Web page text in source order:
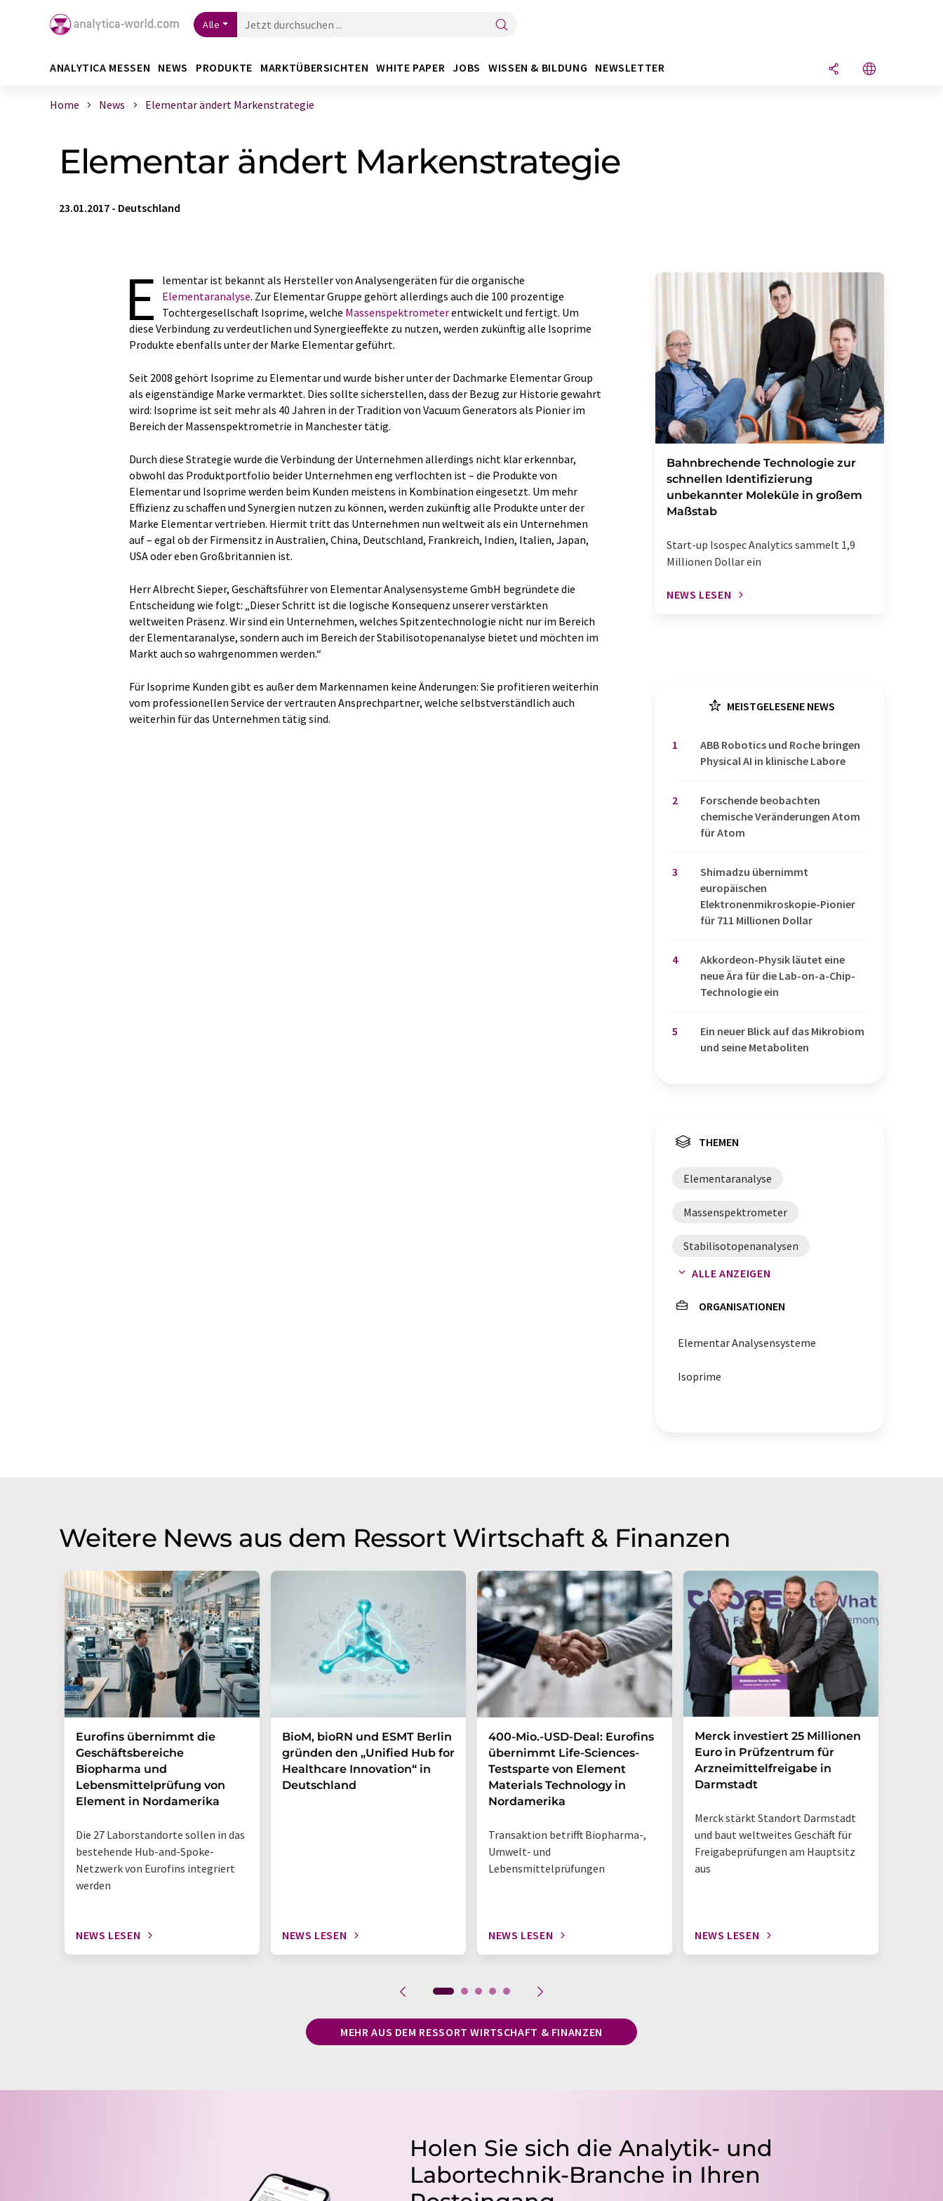
Alle
ANALYTICA MESSEN NEWS PRODUKTE MARKTÜBERSICHTEN WHITE PAPER JOBS WISSEN & BILDUNG NEWSLETTER
Home News Elementar ändert Markenstrategie
Elementar ändert Markenstrategie
23.01.2017 - Deutschland
E
lementar ist bekannt als Hersteller von Analysengeräten für die organische
Elementaranalyse. Zur Elementar Gruppe gehört allerdings auch die 100 prozentige
Tochtergesellschaft Isoprime, welche Massenspektrometerentwickelt und fertigt. Um
diese Verbindung zu verdeutlichen und Synergieeffekte zu nutzen, werden zukünftig alle Isoprime
Produkte ebenfalls unter der Marke Elementar geführt.
Seit 2008 gehört Isoprime zu Elementar und wurde bisher unter der Dachmarke Elementar Group
als eigenständige Marke vermarktet. Dies sollte sicherstellen, dass der Bezug zur Historie gewahrt
wird: Isoprime ist seit mehr als 40 Jahren in der Tradition von Vacuum Generators als Pionier im
Bereich der Massenspektrometrie in Manchester tätig.
Durch diese Strategie wurde die Verbindung der Unternehmen allerdings nicht klar erkennbar,
obwohl das Produktportfolio beider Unternehmen eng verflochten ist – die Produkte von
Elementar und Isoprime werden beim Kunden meistens in Kombination eingesetzt. Um mehr
Effizienz zu schaffen und Synergien nutzen zu können, werden zukünftig alle Produkte unter der
Marke Elementar vertrieben. Hiermit tritt das Unternehmen nun weltweit als ein Unternehmen
auf – egal ob der Firmensitz in Australien, China, Deutschland, Frankreich, Indien, Italien, Japan,
USA oder eben Großbritannien ist.
Herr Albrecht Sieper, Geschäftsführer von Elementar Analysensysteme GmbH begründete die
Entscheidung wie folgt: „Dieser Schritt ist die logische Konsequenz unserer verstärkten
weltweiten Präsenz. Wir sind ein Unternehmen, welches Spitzentechnologie nicht nur im Bereich
der Elementaranalyse, sondern auch im Bereich der Stabilisotopenanalyse bietet und möchten im
Markt auch so wahrgenommen werden.“
Für Isoprime Kunden gibt es außer dem Markennamen keine Änderungen: Sie profitieren weiterhin
vom professionellen Service der vertrauten Ansprechpartner, welche selbstverständlich auch
weiterhin für das Unternehmen tätig sind.
Bahnbrechende Technologie zur
schnellen Identifizierung
unbekannter Moleküle in großem
Maßstab
Start-up Isospec Analytics sammelt 1,9
Millionen Dollar ein
NEWS LESEN
MEISTGELESENE NEWS
1
​​​​​​​ABB Robotics und Roche bringen
Physical AI in klinische Labore
2
Forschende beobachten
chemische Veränderungen Atom
für Atom
3
Shimadzu übernimmt
europäischen
Elektronenmikroskopie-Pionier
für 711 Millionen Dollar
4
Akkordeon-Physik läutet eine
neue Ära für die Lab-on-a-Chip-
Technologie ein
5
Ein neuer Blick auf das Mikrobiom
und seine Metaboliten
THEMEN
Elementaranalyse
Massenspektrometer
Stabilisotopenanalysen
Massenspektrometrie
ALLE ANZEIGEN
ORGANISATIONEN
Elementar Analysensysteme
Isoprime
Weitere News aus dem Ressort Wirtschaft & Finanzen
Eurofins übernimmt die
Geschäftsbereiche
Biopharma und
Lebensmittelprüfung von
Element in Nordamerika
Die 27 Laborstandorte sollen in das
bestehende Hub-and-Spoke-
Netzwerk von Eurofins integriert
werden
NEWS LESEN
BioM, bioRN und ESMT Berlin
gründen den „Unified Hub for
Healthcare Innovation“ in
Deutschland
NEWS LESEN
400-Mio.-USD-Deal: Eurofins
übernimmt Life-Sciences-
Testsparte von Element
Materials Technology in
Nordamerika
Transaktion betrifft Biopharma-,
Umwelt- und
Lebensmittelprüfungen
NEWS LESEN
Merck investiert 25 Millionen
Euro in Prüfzentrum für
Arzneimittelfreigabe in
Darmstadt
Merck stärkt Standort Darmstadt
und baut weltweites Geschäft für
Freigabeprüfungen am Hauptsitz
aus
NEWS LESEN
MEHR AUS DEM RESSORT WIRTSCHAFT & FINANZEN
Holen Sie sich die Analytik- und
Labortechnik-Branche in Ihren